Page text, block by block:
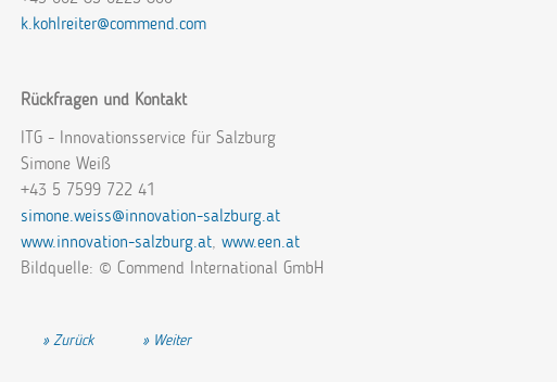
k.kohlreiter@commend.com
Rückfragen und Kontakt
ITG - Innovationsservice für Salzburg
Simone Weiß
+43 5 7599 722 41
simone.weiss@innovation-salzburg.at
www.innovation-salzburg.at www.een.at
Bildquelle: © Commend International GmbH
Vorheriger Beitrag: Sprout: Erfolgreicher Co-Creation-Prozess zwischen steirischem
Zurück Nächster Beitrag: Braunauer Startup entwickelt innovatives
Weiter